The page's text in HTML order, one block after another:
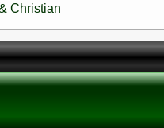
Christian